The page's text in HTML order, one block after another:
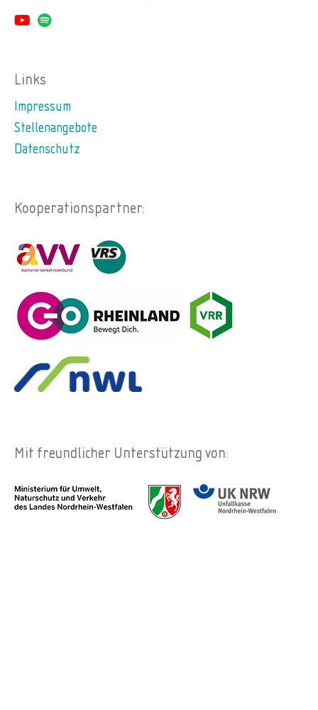
Links
Impressum
Stellenangebote
Datenschutz
Kooperationspartner:
Mit freundlicher Unterstützung von: